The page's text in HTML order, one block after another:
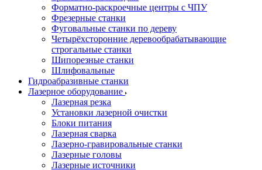
Форматно-раскроечные центры с ЧПУ
Фрезерные станки
Фуговальные станки по дереву
Четырёхсторонние деревообрабатывающие
строгальные станки
Шипорезные станки
Шлифовальные
Гидроабразивные станки
Лазерное оборудование
Лазерная резка
Установки лазерной очистки
Блоки питания
Лазерная сварка
Лазерно-гравировальные станки
Лазерные головы
Лазерные источники